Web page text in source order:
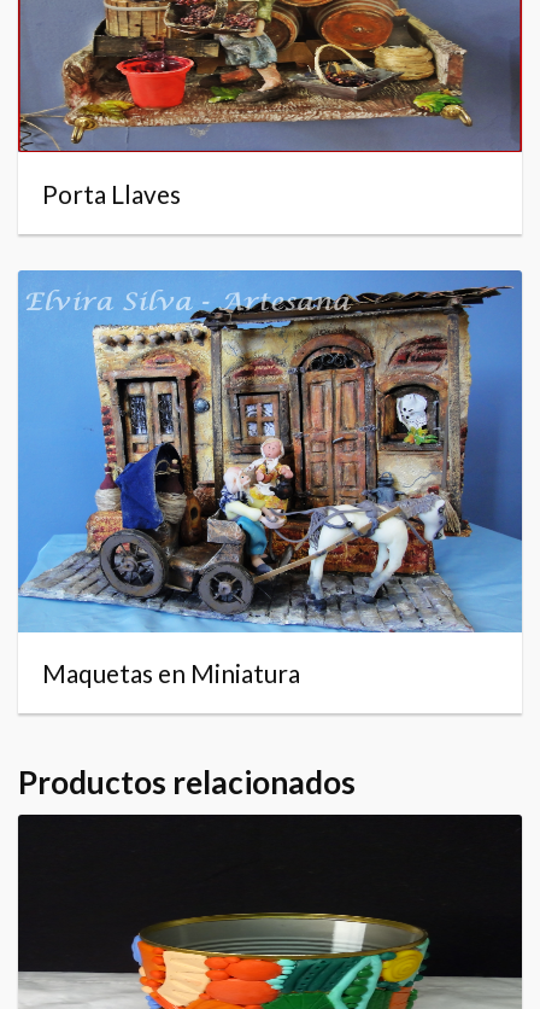
Porta Llaves
Maquetas en Miniatura
Productos relacionados